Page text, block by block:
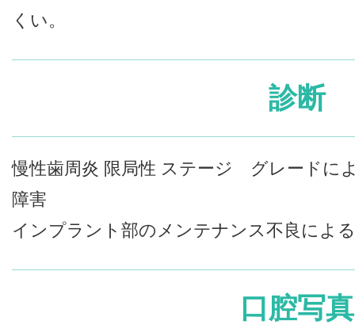
くい。
診断
慢性歯周炎 限局性 ステージ グレードに
障害
インプラント部のメンテナンス不良によ
口腔写真